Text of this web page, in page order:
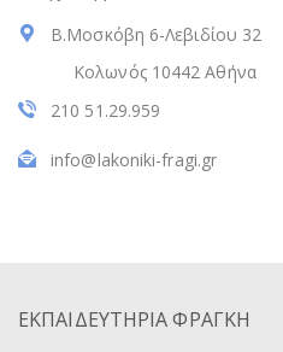
Β.Μοσκόβη 6-Λεβιδίου 32
Κολωνός 10442 Αθήνα
210 51.29.959
info@lakoniki-fragi.gr
ΕΚΠΑΙΔΕΥΤΗΡΙΑ ΦΡΑΓΚΗ